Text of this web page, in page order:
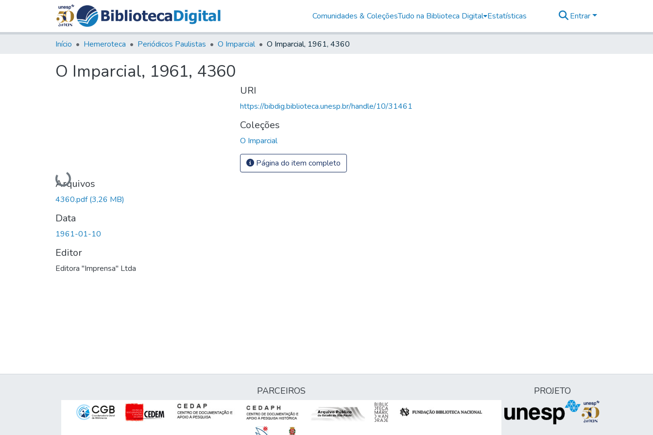
Comunidades & ColeçõesTudo na Biblioteca Digital Estatísticas Entrar
Início Hemeroteca Periódicos Paulistas O Imparcial O Imparcial, 1961, 4360
O Imparcial, 1961, 4360
Carregando...
Arquivos
4360.pdf(3,26 MB)
Data
1961-01-10
Editor
Editora "Imprensa" Ltda
URI
https://bibdig.biblioteca.unesp.br/handle/10/31461
Coleções
O Imparcial
Página do item completo
PARCEIROS PROJETO